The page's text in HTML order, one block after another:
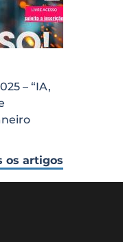
– “IA,
os artigos